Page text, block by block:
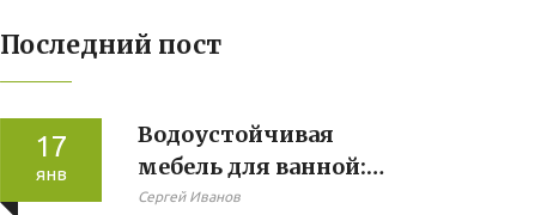
Последний пост
17
янв
Водоустойчивая
мебель для ванной:
как выбрать
Сергей Иванов